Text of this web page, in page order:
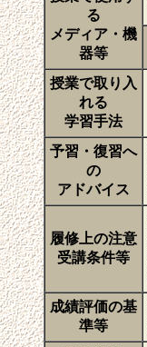
る
メディア・機
器等
授業で取り入
れる
学習手法
予習・復習へ
の
アドバイス
履修上の注意
受講条件等
成績評価の基
準等